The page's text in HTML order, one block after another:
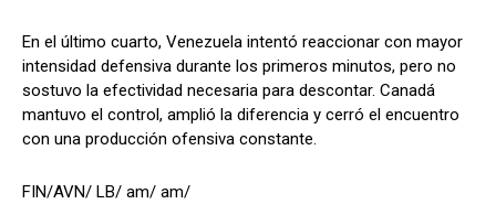
En el último cuarto, Venezuela intentó reaccionar con mayor
intensidad defensiva durante los primeros minutos, pero no
sostuvo la efectividad necesaria para descontar. Canadá
mantuvo el control, amplió la diferencia y cerró el encuentro
con una producción ofensiva constante.
FIN/AVN/ LB/ am/ am/